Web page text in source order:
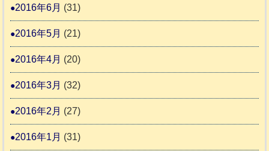
2016年6月 (31)
2016年5月 (21)
2016年4月 (20)
2016年3月 (32)
2016年2月 (27)
2016年1月 (31)